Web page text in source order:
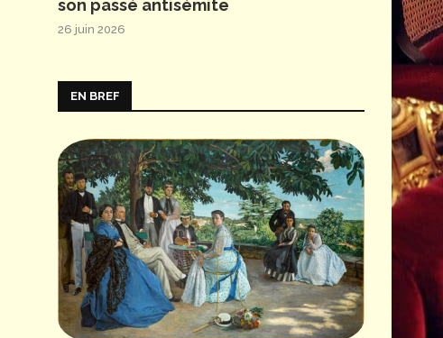
son passé antisémite
26 juin 2026
EN BREF